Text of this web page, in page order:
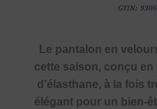
GTIN:
Le pantalon en
cette saison, conçu
d’élasthane, à la fois
élégant pour un bien-